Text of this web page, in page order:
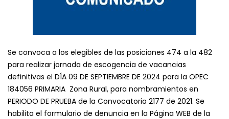
Se convoca a los elegibles de las posiciones 474 a la 482
para realizar jornada de escogencia de vacancias
definitivas el DÍA 09 DE SEPTIEMBRE DE 2024 para la OPEC
184056 PRIMARIA Zona Rural, para nombramientos en
PERIODO DE PRUEBA de la Convocatoria 2177 de 2021. Se
habilita el formulario de denuncia en la Página WEB de la